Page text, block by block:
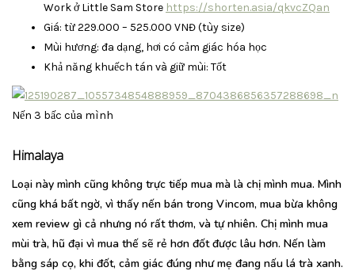
Work ở Little Sam Store https://shorten.asia/qkvcZQan
Giá: từ 229.000 – 525.000 VNĐ (tùy size)
Mùi hương: đa dạng, hơi có cảm giác hóa học
Khả năng khuếch tán và giữ mùi: Tốt
Nến 3 bấc của mình
Himalaya
Loại này mình cũng không trực tiếp mua mà là chị mình mua. Mình
cũng khá bất ngờ, vì thấy nến bán trong Vincom, mua bừa không
xem review gì cả nhưng nó rất thơm, và tự nhiên. Chị mình mua
mùi trà, hũ đại vì mua thế sẽ rẻ hơn đốt được lâu hơn. Nến làm
bằng sáp cọ, khi đốt, cảm giác đúng như mẹ đang nấu lá trà xanh.